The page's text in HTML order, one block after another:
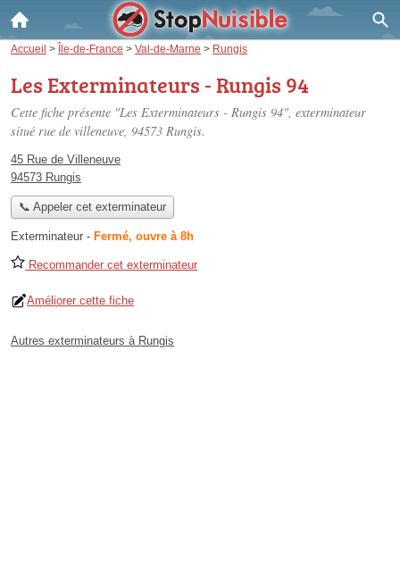
Accueil > Île-de-France > Val-de-Marne > Rungis
Les Exterminateurs - Rungis 94
Cette fiche présente "Les Exterminateurs - Rungis 94", exterminateur
situé rue de villeneuve, 94573 Rungis.
45 Rue de Villeneuve
94573 Rungis
📞 Appeler cet exterminateur
Exterminateur - Fermé, ouvre à 8h
Recommander cet exterminateur
Améliorer cette fiche
Autres exterminateurs à Rungis